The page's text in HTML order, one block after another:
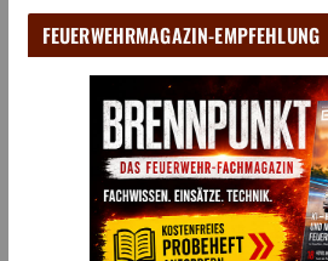
FEUERWEHRMAGAZIN-EMPFEHLUNG